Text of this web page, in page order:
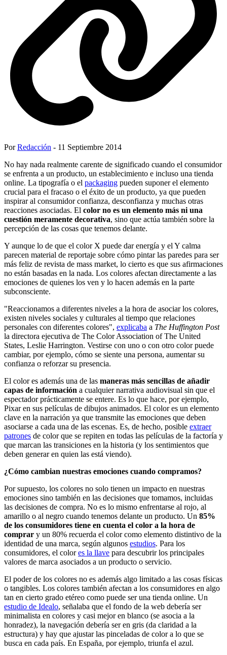
PorRedacción - 11 Septiembre 2014
No hay nada realmente carente de significado cuando el consumidor
se enfrenta a un producto, un establecimiento e incluso una tienda
online. La tipografía o el packaging pueden suponer el elemento
crucial para el fracaso o el éxito de un producto, ya que pueden
inspirar al consumidor confianza, desconfianza y muchas otras
reacciones asociadas. El color no es un elemento más ni una
cuestión meramente decorativa, sino que actúa también sobre la
percepción de las cosas que tenemos delante.
Y aunque lo de que el color X puede dar energía y el Y calma
parecen material de reportaje sobre cómo pintar las paredes para ser
más feliz de revista de mass market, lo cierto es que sus afirmaciones
no están basadas en la nada. Los colores afectan directamente a las
emociones de quienes los ven y lo hacen además en la parte
subconsciente.
"Reaccionamos a diferentes niveles a la hora de asociar los colores,
existen niveles sociales y culturales al tiempo que relaciones
personales con diferentes colores", explicaba a The Huffington Post
la directora ejecutiva de The Color Association of The United
States, Leslie Harrington. Vestirse con uno o con otro color puede
cambiar, por ejemplo, cómo se siente una persona, aumentar su
confianza o reforzar su presencia.
El color es además una de las maneras más sencillas de añadir
capas de información a cualquier narrativa audiovisual sin que el
espectador prácticamente se entere. Es lo que hace, por ejemplo,
Pixar en sus películas de dibujos animados. El color es un elemento
clave en la narración ya que transmite las emociones que deben
asociarse a cada una de las escenas. Es, de hecho, posible extraer
patrones de color que se repiten en todas las películas de la factoría y
que marcan las transiciones en la historia (y los sentimientos que
deben generar en quien las está viendo).
¿Cómo cambian nuestras emociones cuando compramos?
Por supuesto, los colores no solo tienen un impacto en nuestras
emociones sino también en las decisiones que tomamos, incluidas
las decisiones de compra. No es lo mismo enfrentarse al rojo, al
amarillo o al negro cuando tenemos delante un producto. Un 85%
de los consumidores tiene en cuenta el color a la hora de
comprar y un 80% recuerda el color como elemento distintivo de la
identidad de una marca, según algunos estudios. Para los
consumidores, el colores la llave para descubrir los principales
valores de marca asociados a un producto o servicio.
El poder de los colores no es además algo limitado a las cosas físicas
o tangibles. Los colores también afectan a los consumidores en algo
tan en cierto grado etéreo como puede ser una tienda online. Un
estudio de Idealo, señalaba que el fondo de la web debería ser
minimalista en colores y casi mejor en blanco (se asocia a la
honradez), la navegación debería ser en gris (da claridad a la
estructura) y hay que ajustar las pinceladas de color a lo que se
busca en cada país. En España, por ejemplo, triunfa el azul.